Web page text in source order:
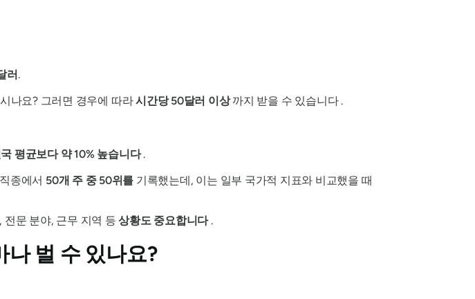
러.
나요? 그러면 경우에 따라시간당 50달러 이상까지 받을 수 있습니다 .
평균보다 약 10% 높습니다.
종에서 50개 주 중 50위를 기록했는데, 이는 일부 국가적 지표와 비교했을 때
전문 분야, 근무 지역 등상황도 중요합니다.
벌 수 있나요?